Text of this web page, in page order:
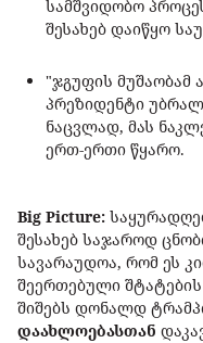
სამშვიდობო
შესახებ დაიწყო
"ჯგუფის მუშაობამ
პრეზიდენტი
ნაცვლად, მას
ერთ-ერთი წყარო.
Big Picture:
შესახებ საჯაროდ
სავარაუდოა, რომ ეს
შეერთებული
შიშებს დონალდ
დაახლოებასთან